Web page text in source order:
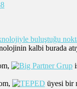
kalbi burada
üyesi bir